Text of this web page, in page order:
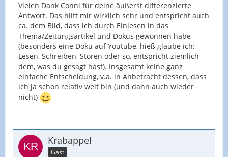
Vielen Dank Conni für deine äußerst differenzierte
Antwort. Das hilft mir wirklich sehr und entspricht auch
ca. dem Bild, dass ich durch Einlesen in das
Thema/Zeitungsartikel und Dokus gewonnen habe
(besonders eine Doku auf Youtube, hieß glaube ich:
Lesen, Schreiben, Stören oder so, entspricht ziemlich
dem, was du gesagt hast). Insgesamt keine ganz
einfache Entscheidung, v.a. in Anbetracht dessen, dass
ich ja schon relativ weit bin (und dann auch wieder
nicht)
Krabappel
Gast